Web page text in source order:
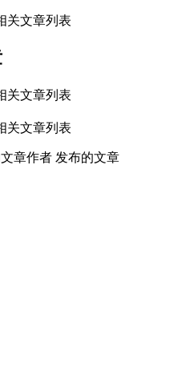
关文章列表
关文章列表
关文章列表
章作者 发布的文章